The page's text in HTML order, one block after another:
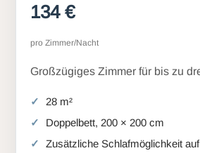
134 €
pro Zimmer/Nacht
Großzügiges Zimmer für bis zu
28 m²
Doppelbett, 200 × 200 cm
Zusätzliche Schlafmöglichkeit